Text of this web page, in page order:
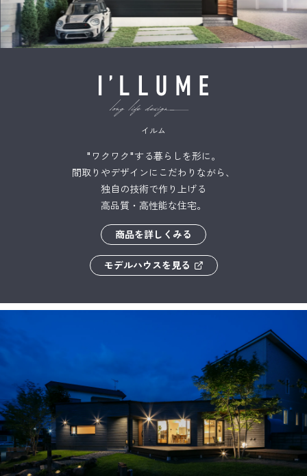
イルム
"ワクワク"する暮らしを形に。
間取りやデザインにこだわりながら、
独自の技術で作り上げる
高品質・高性能な住宅。
商品を詳しくみる
モデルハウスを見る